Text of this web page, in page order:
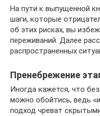
На пути к выпущенной
шаги, которые
об этих рисках, вы
переживаний. Далее
распространенных
Пренебрежение
Иногда кажется, что
можно обойтись, ведь
подход чреват